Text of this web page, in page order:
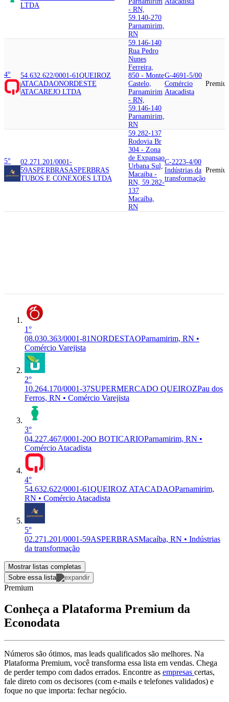
LTDA
- RN,
59.140-270
Parnamirim,
RN
4° 54.632.622/0001-61QUEIROZ
ATACADAONORDESTE
ATACAREJO LTDA
59.146-140
Rua Pedro
Nunes
Ferreira,
850 - Monte
Castelo,
Parnamirim
- RN,
59.146-140
Parnamirim,
RN
G-4691-5/00
Comércio
Atacadista
5°
02.271.201/0001-
59ASPERBRASASPERBRAS
TUBOS E CONEXOES LTDA
59.282-137
Rodovia Br
304 - Zona
de Expansao
Urbana Sul,
Macaiba -
RN, 59.282-
137
Macaíba,
RN
C-2223-4/00
Indústrias da
transformação
1°
08.030.363/0001-81NORDESTAOParnamirim, RN •
Comércio Varejista
2°
10.264.170/0001-37SUPERMERCADO QUEIROZPau dos
Ferros, RN • Comércio Varejista
3°
04.227.467/0001-20O BOTICARIOParnamirim, RN •
Comércio Atacadista
4°
54.632.622/0001-61QUEIROZ ATACADAOParnamirim,
RN • Comércio Atacadista
5°
02.271.201/0001-59ASPERBRASMacaíba, RN • Indústrias
da transformação
Mostrar listas completas
Sobre essa lista
Premium
Conheça a Plataforma Premium da
Econodata
Números são ótimos, mas leads qualificados são melhores. Na
Plataforma Premium, você transforma essa lista em vendas. Chega
de perder tempo com dados errados. Encontre as empresas certas,
fale direto com os decisores (com e-mails e telefones validados) e
foque no que importa: fechar negócio.